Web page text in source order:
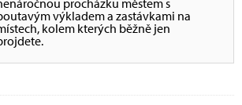
procházku městem s
výkladem a zastávkami na
kolem kterých běžně jen